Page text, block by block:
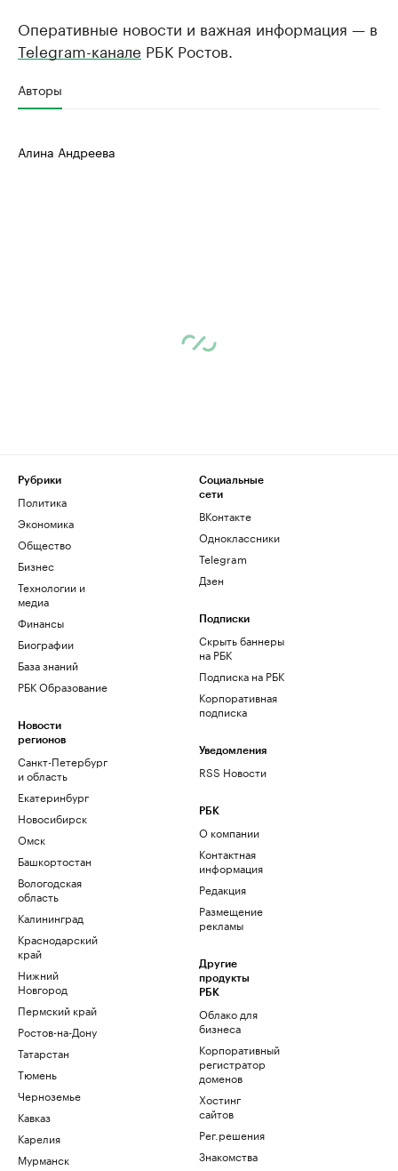
Оперативные новости и важная информация — в
Telegram-канале РБК Ростов.
Авторы
Алина Андреева
Рубрики
Политика
Экономика
Общество
Бизнес
Технологии и
медиа
Финансы
Биографии
База знаний
РБК Образование
Новости
регионов
Санкт-Петербург
и область
Екатеринбург
Новосибирск
Омск
Башкортостан
Вологодская
область
Калининград
Краснодарский
край
Нижний
Новгород
Пермский край
Ростов-на-Дону
Татарстан
Тюмень
Черноземье
Кавказ
Карелия
Мурманск
Социальные
сети
ВКонтакте
Одноклассники
Telegram
Дзен
Подписки
Скрыть баннеры
на РБК
Подписка на РБК
Корпоративная
подписка
Уведомления
RSS Новости
РБК
О компании
Контактная
информация
Редакция
Размещение
рекламы
Другие
продукты
РБК
Облако для
бизнеса
Корпоративный
регистратор
доменов
Хостинг
сайтов
Рег.решения
Знакомства